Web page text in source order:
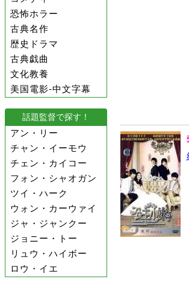
恐怖ホラー
古典名作
歴史ドラマ
古典戯曲
文化教養
美国電影-中文字幕
話題監督で探す！
アン・リー
チャン・イーモウ
チェン・カイコー
フォン・シャオガン
ツイ・ハーク
ウォン・カーウァイ
ジャ・ジャンクー
ジョニー・トー
リュウ・ハイボー
ロウ・イエ